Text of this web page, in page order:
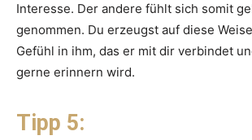
Interesse. Der andere fühlt sich somit
genommen. Du erzeugst auf diese
Gefühl in ihm, das er mit dir verbindet
gerne erinnern wird.
Tipp 5: